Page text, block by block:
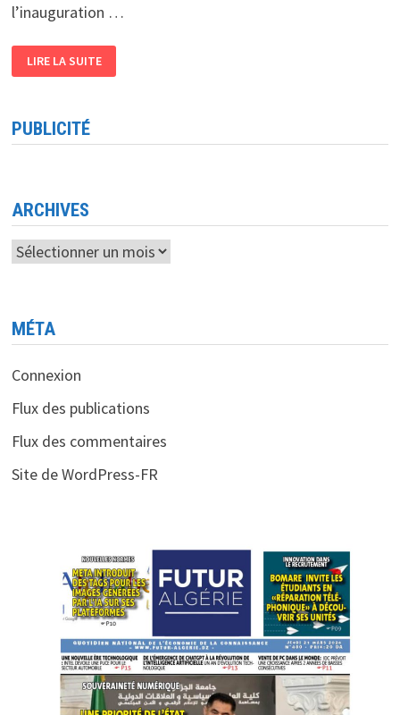
l’inauguration …
D’UN
CENTRE
SÉTIF
<BR>
NUMÉRIQUE
LIRE LA SUITE
PUBLICITÉ
ARCHIVES
Archives
MÉTA
Connexion
Flux des publications
Flux des commentaires
Site de WordPress-FR